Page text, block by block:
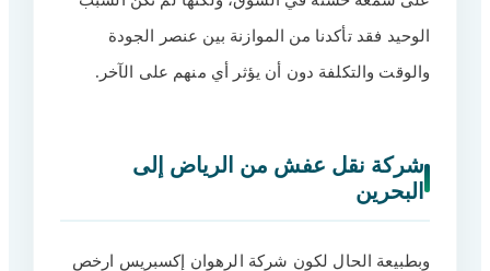
الوحيد فقد تأكدنا من الموازنة بين عنصر الجودة
والوقت والتكلفة دون أن يؤثر أي منهم على الآخر.
شركة نقل عفش من الرياض إلى
البحرين
وبطبيعة الحال لكون شركة الرهوان إكسبريس ارخص